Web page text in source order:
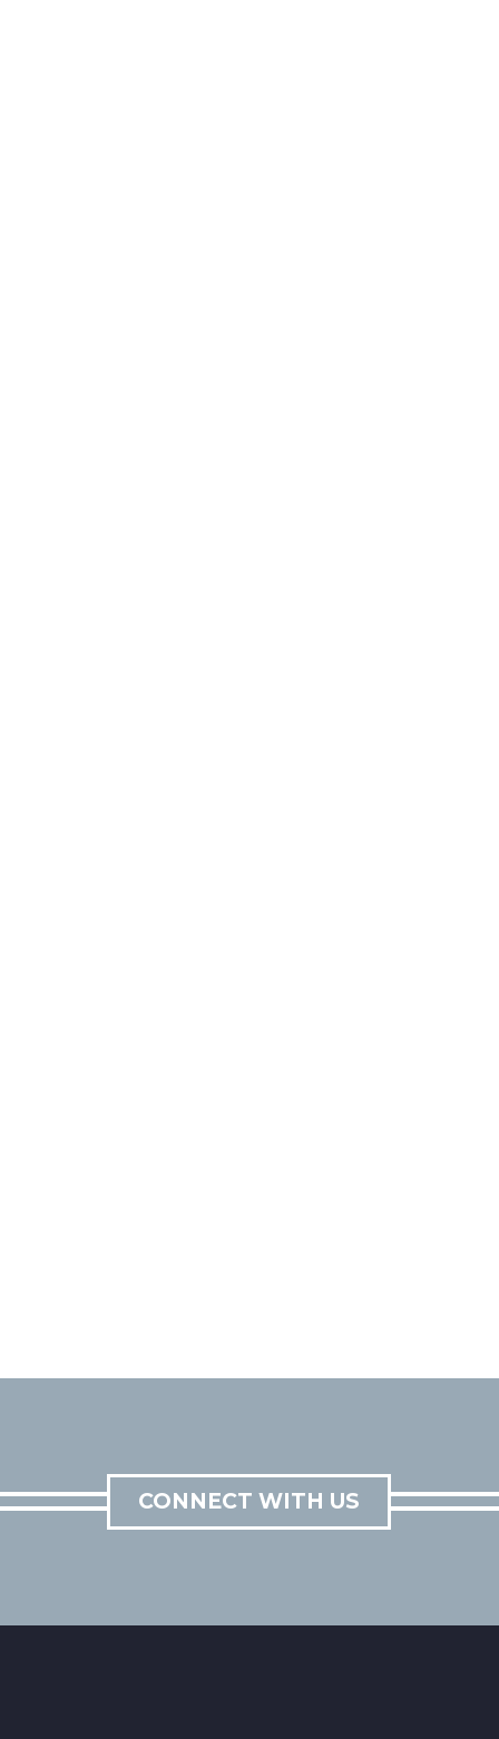
CONNECT WITH US